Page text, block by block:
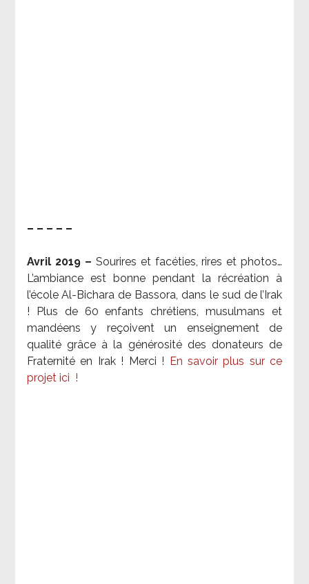
– – – – –
Avril 2019 – Sourires et facéties, rires et photos…
L’ambiance est bonne pendant la récréation à
l’école Al-Bichara de Bassora, dans le sud de l’Irak
! Plus de 60 enfants chrétiens, musulmans et
mandéens y reçoivent un enseignement de
qualité grâce à la générosité des donateurs de
Fraternité en Irak ! Merci !
En savoir plus sur ce
projet ici !